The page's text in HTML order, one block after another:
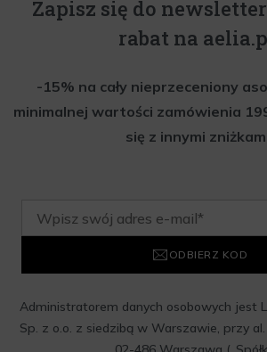
Zapisz się do
rabat na
-15% na cały nieprzeceniony
minimalnej wartości zamówienia 199
się z innymi
ODBIERZ KOD
Administratorem danych osobowych jest
Sp. z o.o. z siedzibą w Warszawie, przy